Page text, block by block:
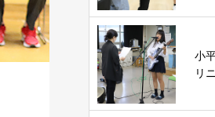
小
リ